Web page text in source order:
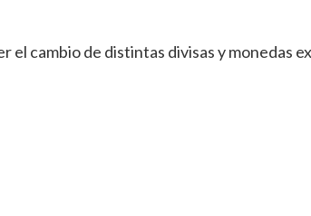
el cambio de distintas divisas y